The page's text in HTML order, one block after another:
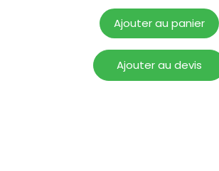
Ajouter au panier
Ajouter au devis